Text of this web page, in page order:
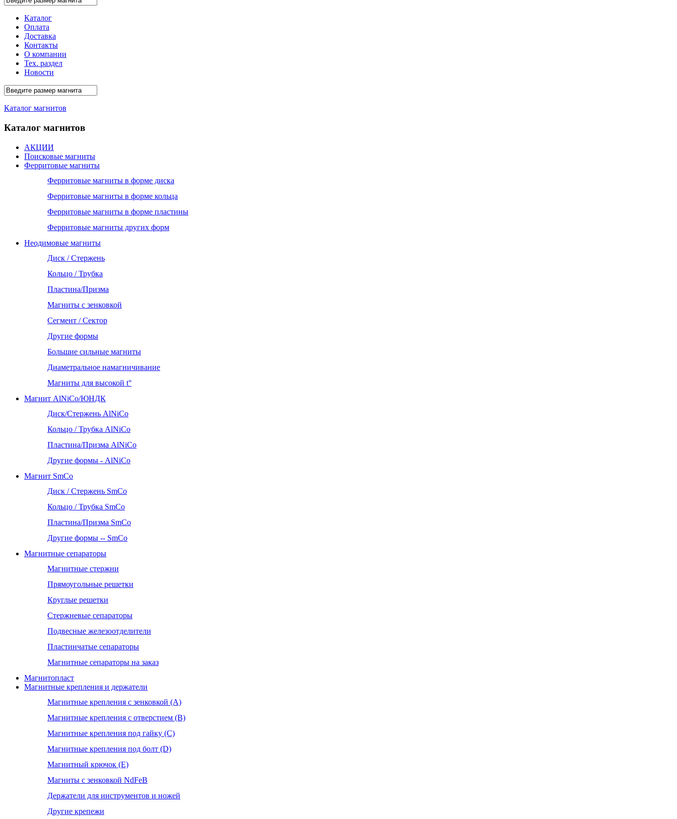
Каталог
Оплата
Доставка
Контакты
О компании
Тех. раздел
Новости
Каталог магнитов
Каталог магнитов
АКЦИИ
Поисковые магниты
Ферритовые магниты
Ферритовые магниты в форме диска
Ферритовые магниты в форме кольца
Ферритовые магниты в форме пластины
Ферритовые магниты других форм
Неодимовые магниты
Диск / Стержень
Кольцо / Трубка
Пластина/Призма
Магниты с зенковкой
Сегмент / Сектор
Другие формы
Большие сильные магниты
Диаметральное намагничивание
Магниты для высокой t°
Магнит AlNiCo/ЮНДК
Диск/Стержень AlNiCo
Кольцо / Трубка AlNiCo
Пластина/Призма AlNiCo
Другие формы - AlNiCo
Магнит SmCo
Диск / Стержень SmCo
Кольцо / Трубка SmCo
Пластина/Призма SmCo
Другие формы -- SmCo
Магнитные сепараторы
Магнитные стержни
Прямоугольные решетки
Круглые решетки
Стержневые сепараторы
Подвесные железоотделители
Пластинчатые сепараторы
Магнитные сепараторы на заказ
Магнитопласт
Магнитные крепления и держатели
Магнитные крепления с зенковкой (А)
Магнитные крепления с отверстием (В)
Магнитные крепления под гайку (С)
Магнитные крепления под болт (D)
Магнитный крючок (Е)
Магниты с зенковкой NdFeB
Держатели для инструментов и ножей
Другие крепежи